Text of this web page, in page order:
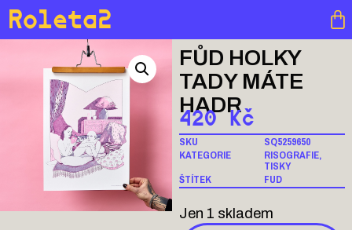
Roleta2
FŮD HOLKY
TADY MÁTE
HADR
420 Kč
SKU
SQ5259650
KATEGORIE
RISOGRAFIE,
TISKY
ŠTÍTEK
FUD
Jen 1 skladem